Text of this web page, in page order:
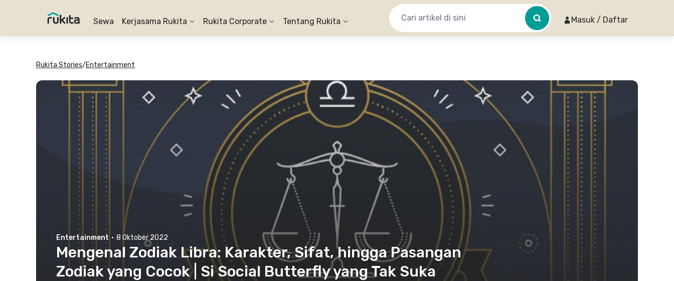
Sewa Kerjasama Rukita Rukita Corporate Tentang Rukita Masuk / Daftar
Rukita Stories/Entertainment
Entertainment · 8 Oktober 2022
Mengenal Zodiak Libra: Karakter, Sifat, hingga Pasangan
Zodiak yang Cocok | Si Social Butterfly yang Tak Suka